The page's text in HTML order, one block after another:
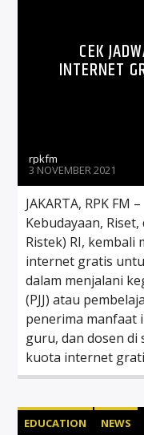
CEK
INTERNET
rpkfm
3 NOVEMBER 2021
JAKARTA, RPK
Kebudayaan,
Ristek) RI,
internet gratis
dalam menjalani
(PJJ) atau
penerima manfaat
guru, dan dosen di
kuota internet
EDUCATION NEWS